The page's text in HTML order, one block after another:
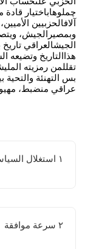
چملوهاباختيار
آلافالحزبيين
وبمصيرالجيش،
الجيشالعراقي
هذاالتاريخ وتضيعه
تقللمن رمزيته
بس التهنئة والتحية
عراقي منضبط،
١ استغلال السياسيين
٢ سرعة موافقة